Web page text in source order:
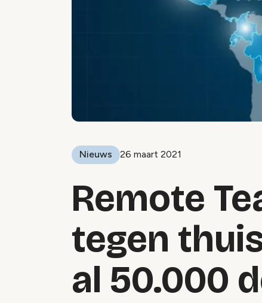
Nieuws 26 maart 2021
Remote
tegen
al 50.000